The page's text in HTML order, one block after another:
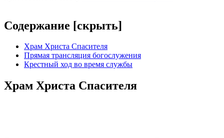
Содержание [скрыть]
Храм Христа Спасителя
Прямая трансляция богослужения
Крестный ход во время службы
Храм Христа Спасителя